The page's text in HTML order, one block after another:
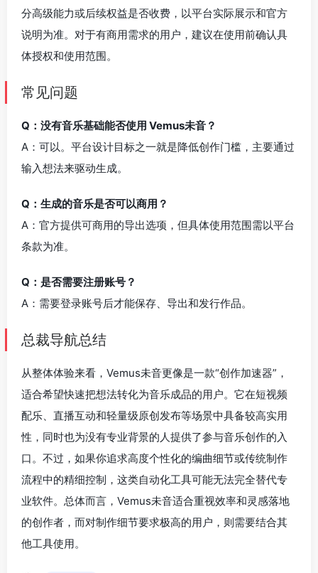
分高级能力或后续权益是否收费，以平台实际展示和官方
说明为准。对于有商用需求的用户，建议在使用前确认具
体授权和使用范围。
常见问题
Q：没有音乐基础能否使用 Vemus未音？
A：可以。平台设计目标之一就是降低创作门槛，主要通过
输入想法来驱动生成。
Q：生成的音乐是否可以商用？
A：官方提供可商用的导出选项，但具体使用范围需以平台
条款为准。
Q：是否需要注册账号？
A：需要登录账号后才能保存、导出和发行作品。
总裁导航总结
从整体体验来看，Vemus未音更像是一款“创作加速器”，
适合希望快速把想法转化为音乐成品的用户。它在短视频
配乐、直播互动和轻量级原创发布等场景中具备较高实用
性，同时也为没有专业背景的人提供了参与音乐创作的入
口。不过，如果你追求高度个性化的编曲细节或传统制作
流程中的精细控制，这类自动化工具可能无法完全替代专
业软件。总体而言，Vemus未音适合重视效率和灵感落地
的创作者，而对制作细节要求极高的用户，则需要结合其
他工具使用。